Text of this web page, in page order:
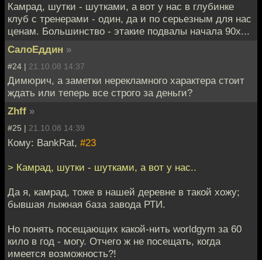
Камрад, шутки - шутками, а вот у нас в глубинке
клуб с тренерами - один, да и по серьезным для нас
ценам. Большинство - этакие подвалы начала 90х...
СалоЕддин »
#24 | 21.10.08 14:37
Димюрич, а заметки нерекламного характера стоит
ждать или теперь все строго за деньги?
Zhff »
#25 | 21.10.08 14:39
Кому: BankRat, #23
> Камрад, шутки - шутками, а вот у нас..
Да я, камрад, тоже в нашей деревне в такой хожу;
бывшая лыжная база завода РТИ.
Но понять посещающих какой-нить worldgym за 60
кило в год - могу. Отчего ж не посещать, когда
имеется возможность?!